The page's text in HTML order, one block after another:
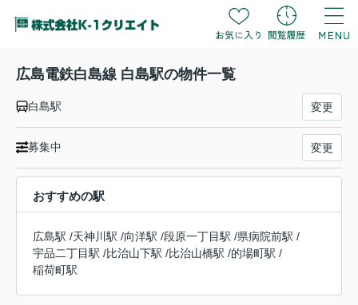
広島電鉄白島線 白島駅の物件一覧
白島駅 変更
募集中 変更
おすすめの駅
広島駅 /天神川駅 /向洋駅 /段原一丁目駅 /県病院前駅 /
宇品二丁目駅 /比治山下駅 /比治山橋駅 /的場町駅 /
稲荷町駅